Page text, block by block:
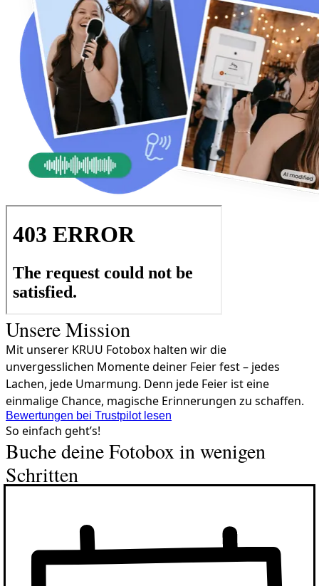
Unsere Mission
Mit unserer KRUU Fotobox halten wir die
unvergesslichen Momente deiner Feier fest – jedes
Lachen, jede Umarmung. Denn jede Feier ist eine
einmalige Chance, magische Erinnerungen zu schaffen.
Bewertungen bei Trustpilot lesen
So einfach geht’s!
Buche deine Fotobox in wenigen
Schritten